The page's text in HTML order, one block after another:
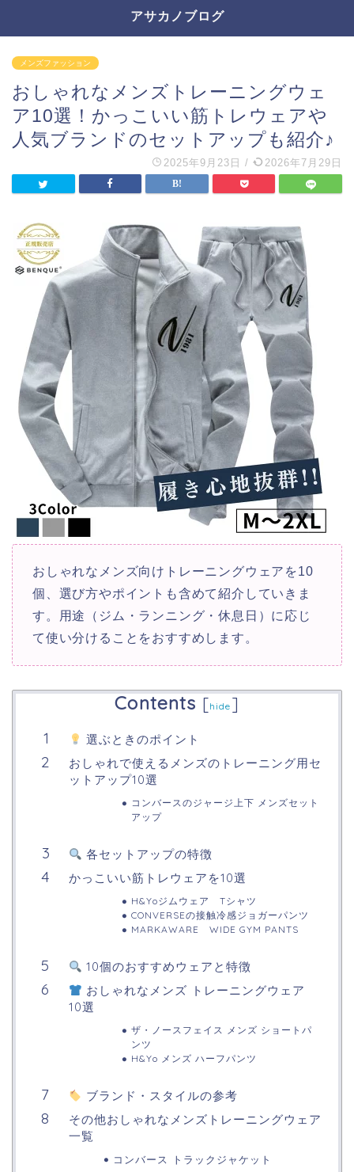
アサカノブログ
メンズファッション
おしゃれなメンズトレーニングウェ
ア10選！かっこいい筋トレウェアや
人気ブランドのセットアップも紹介♪
2025年9月23日 / 2026年7月29日
おしゃれなメンズ向けトレーニングウェアを10
個、選び方やポイントも含めて紹介していきま
す。用途（ジム・ランニング・休息日）に応じ
て使い分けることをおすすめします。
Contents [hide ]
選ぶときのポイント
おしゃれで使えるメンズのトレーニング用セ
ットアップ10選
コンバースのジャージ上下 メンズセット
アップ
各セットアップの特徴
かっこいい筋トレウェアを10選
H&Yoジムウェア Tシャツ
CONVERSEの接触冷感ジョガーパンツ
MARKAWARE WIDE GYM PANTS
10個のおすすめウェアと特徴
おしゃれなメンズ トレーニングウェア
10選
ザ・ノースフェイス メンズ ショートパ
ンツ
H&Yo メンズ ハーフパンツ
ブランド・スタイルの参考
その他おしゃれなメンズトレーニングウェア
一覧
コンバース トラックジャケット